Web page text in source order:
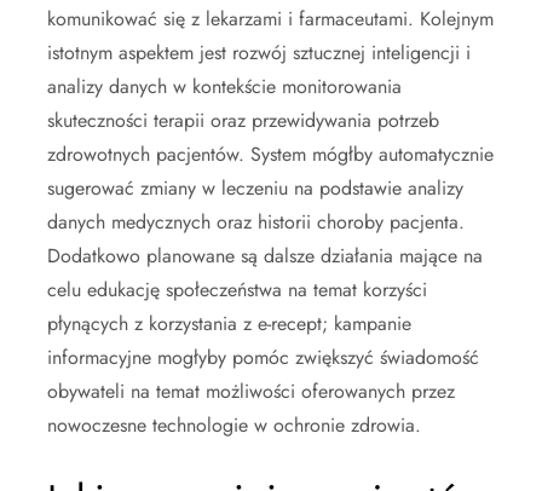
komunikować się z lekarzami i farmaceutami. Kolejnym
istotnym aspektem jest rozwój sztucznej inteligencji i
analizy danych w kontekście monitorowania
skuteczności terapii oraz przewidywania potrzeb
zdrowotnych pacjentów. System mógłby automatycznie
sugerować zmiany w leczeniu na podstawie analizy
danych medycznych oraz historii choroby pacjenta.
Dodatkowo planowane są dalsze działania mające na
celu edukację społeczeństwa na temat korzyści
płynących z korzystania z e-recept; kampanie
informacyjne mogłyby pomóc zwiększyć świadomość
obywateli na temat możliwości oferowanych przez
nowoczesne technologie w ochronie zdrowia.